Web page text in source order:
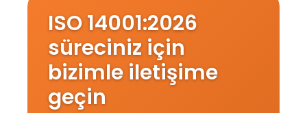
ISO 14001:2026
süreciniz için
bizimle iletişime
geçin